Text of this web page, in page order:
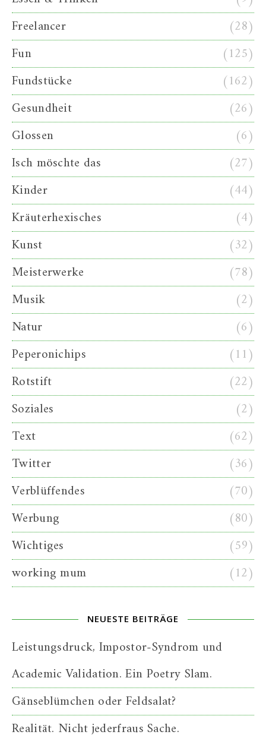
Freelancer
(28)
Fun
(125)
Fundstücke
(162)
Gesundheit
(26)
Glossen
(6)
Isch möschte das
(27)
Kinder
(44)
Kräuterhexisches
(4)
Kunst
(32)
Meisterwerke
(78)
Musik
(2)
Natur
(6)
Peperonichips
(11)
Rotstift
(22)
Soziales
(2)
Text
(62)
Twitter
(36)
Verblüffendes
(70)
Werbung
(80)
Wichtiges
(59)
working mum
(12)
NEUESTE BEITRÄGE
Leistungsdruck, Impostor-Syndrom und
Academic Validation. Ein Poetry Slam.
Gänseblümchen oder Feldsalat?
Realität. Nicht jederfraus Sache.